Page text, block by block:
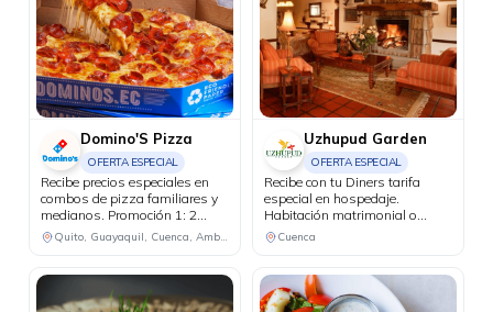
Domino'S Pizza
OFERTA ESPECIAL
Recibe precios especiales en
combos de pizza familiares y
medianos. Promoción 1: 2
pizzas familiares hasta 4
ingredientes + 1 bebida
Promoción 2: 2 pizzas
medianas de 1 ingrediente + 1
Quito, Guayaquil, Cuenca, Ambato, Santo Domingo
Uzhupud Garden
OFERTA ESPECIAL
Recibe con tu Diners tarifa
especial en hospedaje.
Habitación matrimonial o
doble, más 2 niños de hasta 4
años por $85 incluye desayuno
años valor adicional de $15 y
de 12 años en adelante valor
Cuenca